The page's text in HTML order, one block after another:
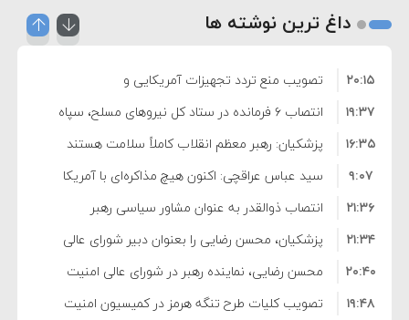
داغ ترین نوشته ها
تصویب منع تردد تجهیزات آمریکایی و
صهیونیستی از تنگه هرمز
۲۰:۱۵
انتصاب ۶ فرمانده در ستاد کل نیروهای مسلح، سپاه
پاسداران و بسیج
۱۹:۳۷
پزشکیان: رهبر معظم انقلاب کاملاً سلامت هستند
۱۶:۳۵
سید عباس عراقچی: اکنون هیچ مذاکره‌ای با آمریکا
نداریم
۹:۰۷
انتصاب ذوالقدر به عنوان مشاور سیاسی رهبر
انقلاب
۲۱:۳۶
پزشکیان، محسن رضایی را بعنوان دبیر شورای عالی
امنیت منصوب کرد
۲۱:۳۴
محسن رضایی، نماینده رهبر در شورای عالی امنیت
ملی شد
۲۰:۴۰
تصویب کلیات طرح تنگه هرمز در کمیسیون امنیت
۱۹:۴۸